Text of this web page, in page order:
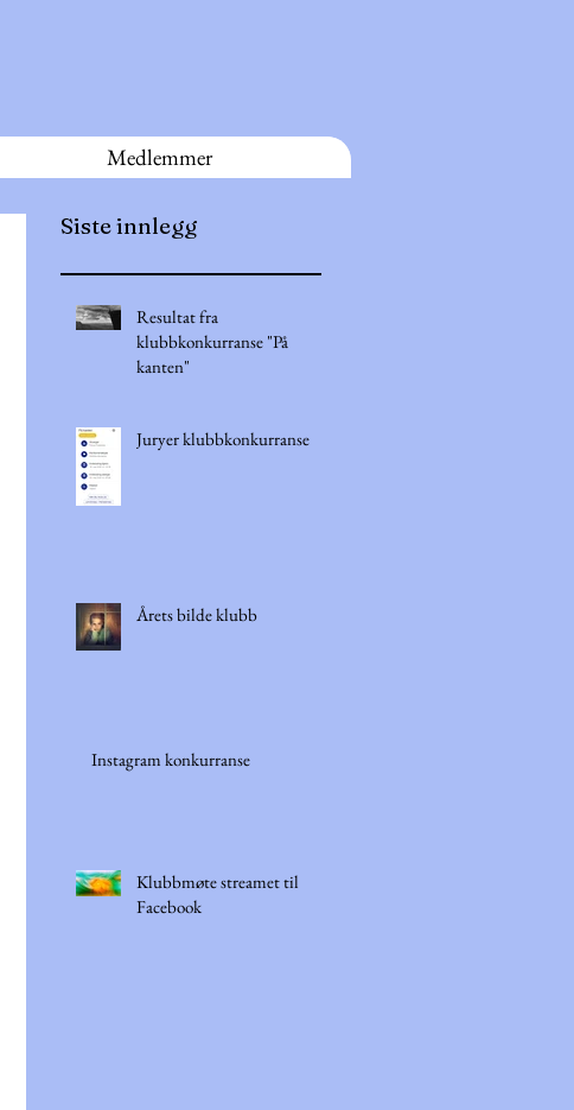
Medlemmer
Siste innlegg
Resultat fra
klubbkonkurranse "På
kanten"
Juryer klubbkonkurranse
Årets bilde klubb
Instagram konkurranse
Klubbmøte streamet til
Facebook